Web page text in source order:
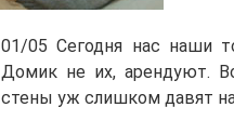
01/05 Сегодня нас наши
Домик не их, арендуют.
стены уж слишком давят